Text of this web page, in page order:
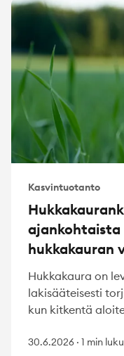
Kasvintuotanto
hukkakauran
Hukkakaura on
lakisääteisesti
kun kitkentä
30.6.2026 · 1 min